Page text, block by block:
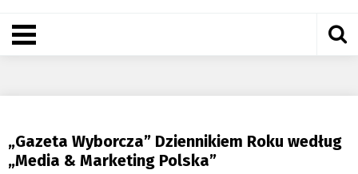
„Gazeta Wyborcza” Dziennikiem Roku według
„Media & Marketing Polska”